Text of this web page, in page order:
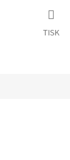
TISK